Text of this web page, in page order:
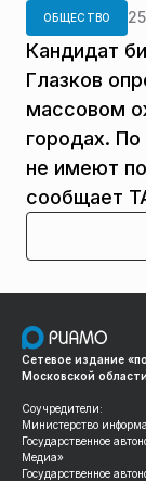
ОБЩЕСТВО
Кандидат
Глазков
массовом
городах.
не имеют
сообщает
Сетевое издание
Московской
Соучредители:
Министерство
Государственное
Медиа»
Государственное